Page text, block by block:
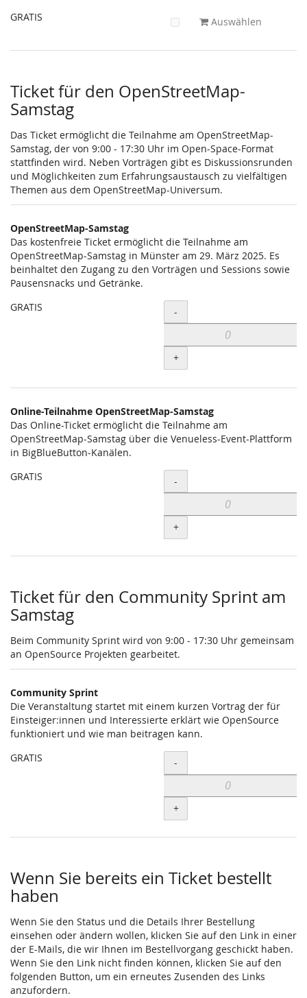
GRATIS
Auswählen
Ticket für den OpenStreetMap-
Samstag
Das Ticket ermöglicht die Teilnahme am OpenStreetMap-
Samstag, der von 9:00 - 17:30 Uhr im Open-Space-Format
stattfinden wird. Neben Vorträgen gibt es Diskussionsrunden
und Möglichkeiten zum Erfahrungsaustausch zu vielfältigen
Themen aus dem OpenStreetMap-Universum.
OpenStreetMap-Samstag
Das kostenfreie Ticket ermöglicht die Teilnahme am
OpenStreetMap-Samstag in Münster am 29. März 2025. Es
beinhaltet den Zugang zu den Vorträgen und Sessions sowie
Pausensnacks und Getränke.
GRATIS
Menge
-
+
Online-Teilnahme OpenStreetMap-Samstag
Das Online-Ticket ermöglicht die Teilnahme am
OpenStreetMap-Samstag über die Venueless-Event-Plattform
in BigBlueButton-Kanälen.
GRATIS
Menge
-
+
Ticket für den Community Sprint am
Samstag
Beim Community Sprint wird von 9:00 - 17:30 Uhr gemeinsam
an OpenSource Projekten gearbeitet.
Community Sprint
Die Veranstaltung startet mit einem kurzen Vortrag der für
Einsteiger:innen und Interessierte erklärt wie OpenSource
funktioniert und wie man beitragen kann.
GRATIS
Menge
-
+
Wenn Sie bereits ein Ticket bestellt
haben
Wenn Sie den Status und die Details Ihrer Bestellung
einsehen oder ändern wollen, klicken Sie auf den Link in einer
der E-Mails, die wir Ihnen im Bestellvorgang geschickt haben.
Wenn Sie den Link nicht finden können, klicken Sie auf den
folgenden Button, um ein erneutes Zusenden des Links
anzufordern.